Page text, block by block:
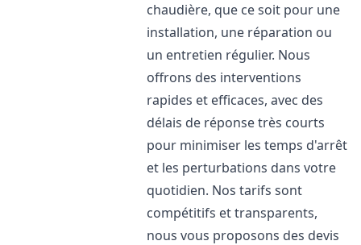
chaudière, que ce soit pour une
installation, une réparation ou
un entretien régulier. Nous
offrons des interventions
rapides et efficaces, avec des
délais de réponse très courts
pour minimiser les temps d'arrêt
et les perturbations dans votre
quotidien. Nos tarifs sont
compétitifs et transparents,
nous vous proposons des devis